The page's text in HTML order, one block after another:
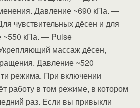
Давление ~690 кПа. —
чувствительных дёсен и для
~550 кПа. — Pulse
массаж дёсен,
Давление ~520
режима. При включении
работу в том режиме, в котором
раз. Если вы привыкли